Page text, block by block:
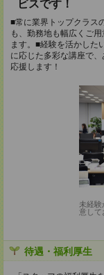
ビスです！
■常に業界トップクラス
も、勤務地も幅広くご
ます。■経験を活かした
に応じた多彩な講座で
応援します！
未経験
意して
待遇・福利厚生